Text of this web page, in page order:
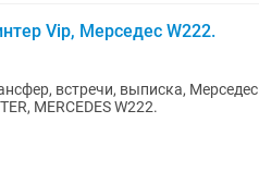
Vip, Мерседес W222.
встречи, выписка, Мерседес
MERCEDES W222.